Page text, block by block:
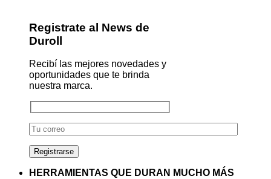
Registrate al News de
Duroll
Recibí las mejores novedades y
oportunidades que te brinda
nuestra marca.
HERRAMIENTAS QUE DURAN MUCHO MÁS